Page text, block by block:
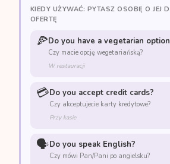
KIEDY UŻYWAĆ: PYTASZ OSOBĘ O JEJ
OFERTĘ
🍕Do you have a vegetarian
Czy macie opcję wegetariańską?
W restauracji
💳Do you accept credit cards?
Czy akceptujecie karty kredytowe?
Przy kasie
🗣️Do you speak English?
Czy mówi Pan/Pani po angielsku?